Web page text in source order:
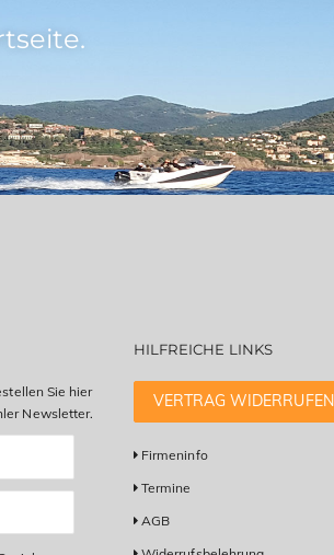
Sie hier
Newsletter.
HILFREICHE LINKS
VERTRAG WIDERRUFEN
Firmeninfo
Termine
AGB